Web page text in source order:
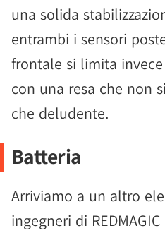
una solida
entrambi i sensori
frontale si limita invece
con una resa che non
che deludente.
Batteria
Arriviamo a un altro
ingegneri di